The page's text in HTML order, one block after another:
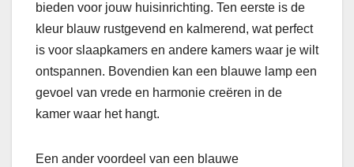
bieden voor jouw huisinrichting. Ten eerste is de
kleur blauw rustgevend en kalmerend, wat perfect
is voor slaapkamers en andere kamers waar je wilt
ontspannen. Bovendien kan een blauwe lamp een
gevoel van vrede en harmonie creëren in de
kamer waar het hangt.
Een ander voordeel van een blauwe